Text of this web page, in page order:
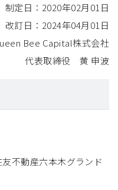
制定日：2020年02月01日
改訂日：2024年04月01日
Bee Capital株式会社
代表取締役 黄 申波
不動産六本木グランド